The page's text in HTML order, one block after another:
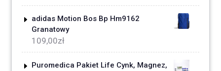
adidas Motion Bos Bp Hm9162
Granatowy
109,00zł
Puromedica Pakiet Life Cynk, Magnez,